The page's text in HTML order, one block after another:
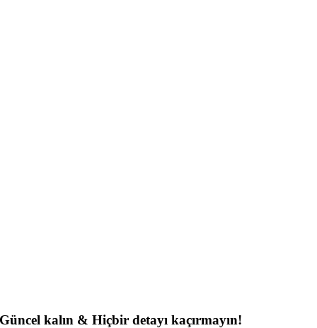
Güncel kalın & Hiçbir detayı kaçırmayın!